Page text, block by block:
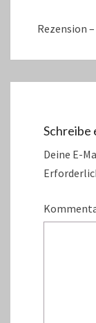
Rezension
Schreibe
Deine E-